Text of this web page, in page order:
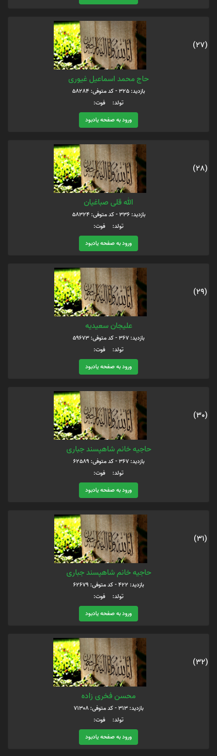
(27)
حاج محمد اسماعیل غیوری
بازدید: 325 - کد متوفی: 58284
تولد: فوت:
ورود به صفحه یادبود
(28)
الله قلی صباغیان
بازدید: 336 - کد متوفی: 58324
تولد: فوت:
ورود به صفحه یادبود
(29)
علیجان سعیدیه
بازدید: 367 - کد متوفی: 59673
تولد: فوت:
ورود به صفحه یادبود
(30)
حاجیه خانم شاهپسند جباری
بازدید: 367 - کد متوفی: 62589
تولد: فوت:
ورود به صفحه یادبود
(31)
حاجیه خانم شاهپسند جباری
بازدید: 422 - کد متوفی: 62679
تولد: فوت:
ورود به صفحه یادبود
(32)
محسن فخری زاده
بازدید: 313 - کد متوفی: 71308
تولد: فوت:
ورود به صفحه یادبود